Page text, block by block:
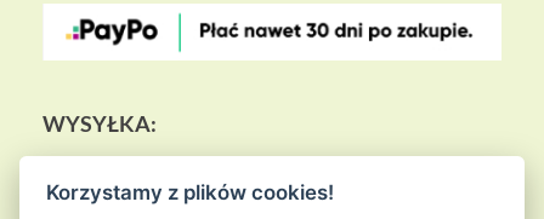
WYSYŁKA:
Korzystamy z plików cookies!